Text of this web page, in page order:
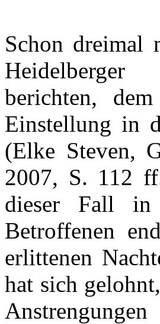
Schon dreimal
Heidelberger
berichten,
Einstellung in
(Elke Steven,
2007, S. 112
dieser Fall in
Betroffenen
erlittenen
hat sich